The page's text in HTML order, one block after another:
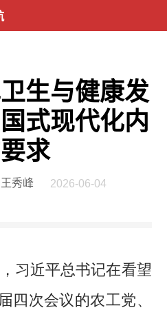
生与健康发
式现代化内
求
秀峰
2026-06-04
近平总书记在看望
四次会议的农工党、